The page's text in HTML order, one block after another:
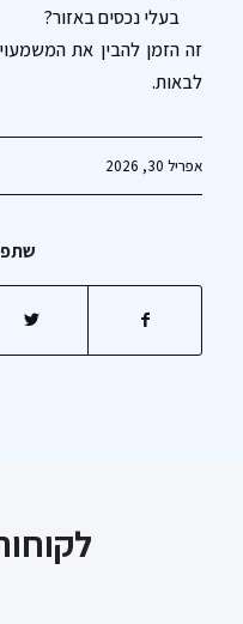
בעלי נכסים באזור?
זה הזמן להבין את
לבאות.
אפריל 30, 2026